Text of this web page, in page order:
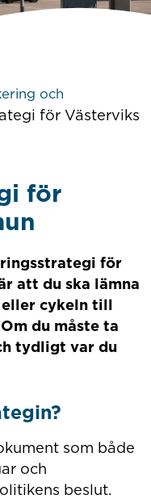
och
för Västerviks
för
för
att du ska lämna
eller cykeln till
du måste ta
tydligt var du
som både
och
beslut.